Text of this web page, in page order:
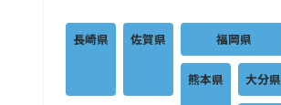
長崎県 佐賀県 福岡県
熊本県 大分県